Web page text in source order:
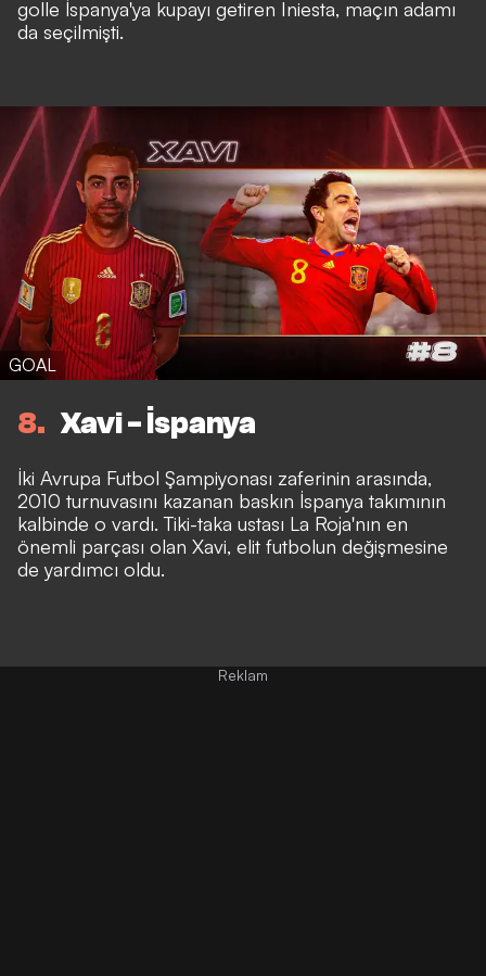
golle İspanya'ya kupayı getiren Iniesta, maçın adamı
da seçilmişti.
GOAL
8 Xavi - İspanya
İki Avrupa Futbol Şampiyonası zaferinin arasında,
2010 turnuvasını kazanan baskın İspanya takımının
kalbinde o vardı. Tiki-taka ustası La Roja'nın en
önemli parçası olan Xavi, elit futbolun değişmesine
de yardımcı oldu.